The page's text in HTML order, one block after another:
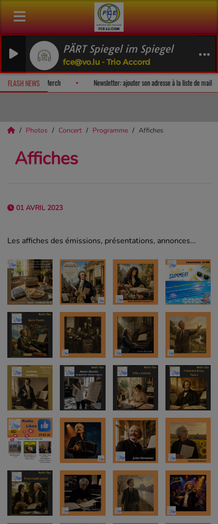
PÄRT Spiegel im Spiegel
fce@vo.lu - Trio Accord
FLASH NEWS
surprise! Fan Releases & Merch Newsletter: ajouter son
Photos Concert Programme Affiches
Affiches
01 AVRIL 2023
Les affiches des émissions, présentations, annonces...